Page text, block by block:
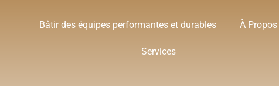
Bâtir des équipes performantes et durables À Propos
Services